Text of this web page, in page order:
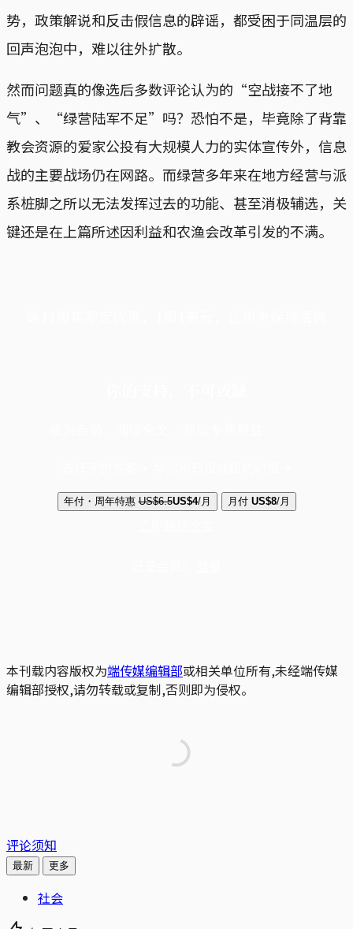
势，政策解说和反击假信息的辟谣，都受困于同温层的
回声泡泡中，难以往外扩散。
然而问题真的像选后多数评论认为的“空战接不了地
气”、“绿营陆军不足”吗？恐怕不是，毕竟除了背靠
教会资源的爱家公投有大规模人力的实体宣传外，信息
战的主要战场仍在网路。而绿营多年来在地方经营与派
系桩脚之所以无法发挥过去的功能、甚至消极辅选，关
键还是在上篇所述因利益和农渔会改革引发的不满。
年付・周年特惠 US$6.5US$4/月 月付 US$8/月
本刊载内容版权为端传媒编辑部或相关单位所有,未经端传媒
编辑部授权,请勿转载或复制,否则即为侵权。
评论须知
最新 更多
社会